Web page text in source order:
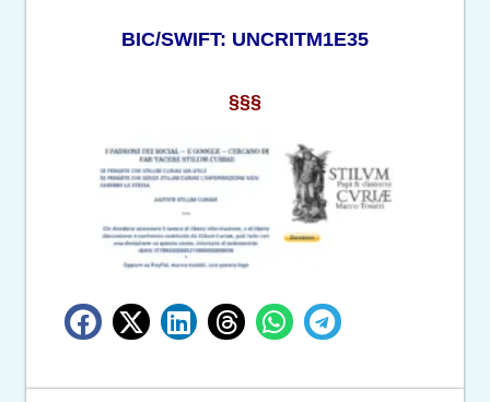
BIC/SWIFT: UNCRITM1E35
§§§